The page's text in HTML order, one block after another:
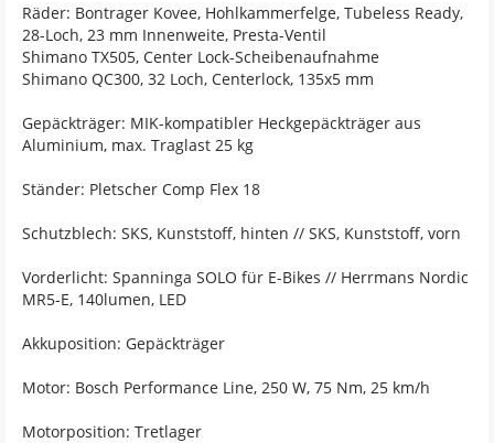
Räder: Bontrager Kovee, Hohlkammerfelge, Tubeless Ready,
28-Loch, 23 mm Innenweite, Presta-Ventil
Shimano TX505, Center Lock-Scheibenaufnahme
Shimano QC300, 32 Loch, Centerlock, 135x5 mm
Gepäckträger: MIK-kompatibler Heckgepäckträger aus
Aluminium, max. Traglast 25 kg
Ständer: Pletscher Comp Flex 18
Schutzblech: SKS, Kunststoff, hinten // SKS, Kunststoff, vorn
Vorderlicht: Spanninga SOLO für E-Bikes // Herrmans Nordic
MR5-E, 140lumen, LED
Akkuposition: Gepäckträger
Motor: Bosch Performance Line, 250 W, 75 Nm, 25 km/h
Motorposition: Tretlager